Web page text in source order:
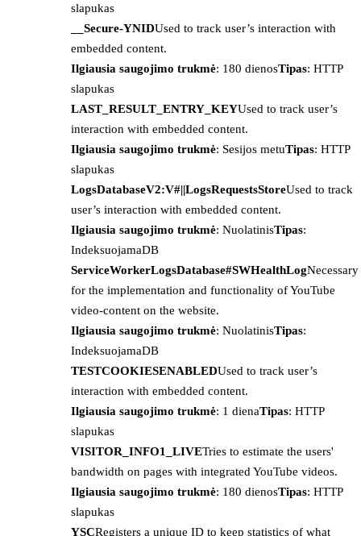
slapukas
__Secure-YNIDUsed to track user’s interaction with
embedded content.
Ilgiausia saugojimo trukmė: 180 dienosTipas: HTTP
slapukas
LAST_RESULT_ENTRY_KEYUsed to track user’s
interaction with embedded content.
Ilgiausia saugojimo trukmė: Sesijos metuTipas: HTTP
slapukas
LogsDatabaseV2:V#||LogsRequestsStoreUsed to track
user’s interaction with embedded content.
Ilgiausia saugojimo trukmė: NuolatinisTipas:
IndeksuojamaDB
ServiceWorkerLogsDatabase#SWHealthLogNecessary
for the implementation and functionality of YouTube
video-content on the website.
Ilgiausia saugojimo trukmė: NuolatinisTipas:
IndeksuojamaDB
TESTCOOKIESENABLEDUsed to track user’s
interaction with embedded content.
Ilgiausia saugojimo trukmė: 1 dienaTipas: HTTP
slapukas
VISITOR_INFO1_LIVETries to estimate the users'
bandwidth on pages with integrated YouTube videos.
Ilgiausia saugojimo trukmė: 180 dienosTipas: HTTP
slapukas
YSCRegisters a unique ID to keep statistics of what